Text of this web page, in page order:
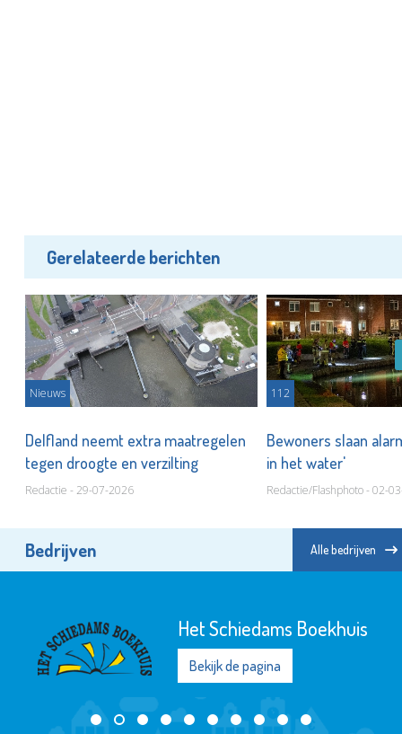
Gerelateerde berichten
Nieuws
Delfland neemt extra maatregelen
tegen droogte en verzilting
Redactie - 29-07-2026
112
Bewoners slaan
in het water'
Redactie/Flashphoto - 02-
Bedrijven Alle bedrijven
Het Schiedams Boekhuis
Bekijk de pagina